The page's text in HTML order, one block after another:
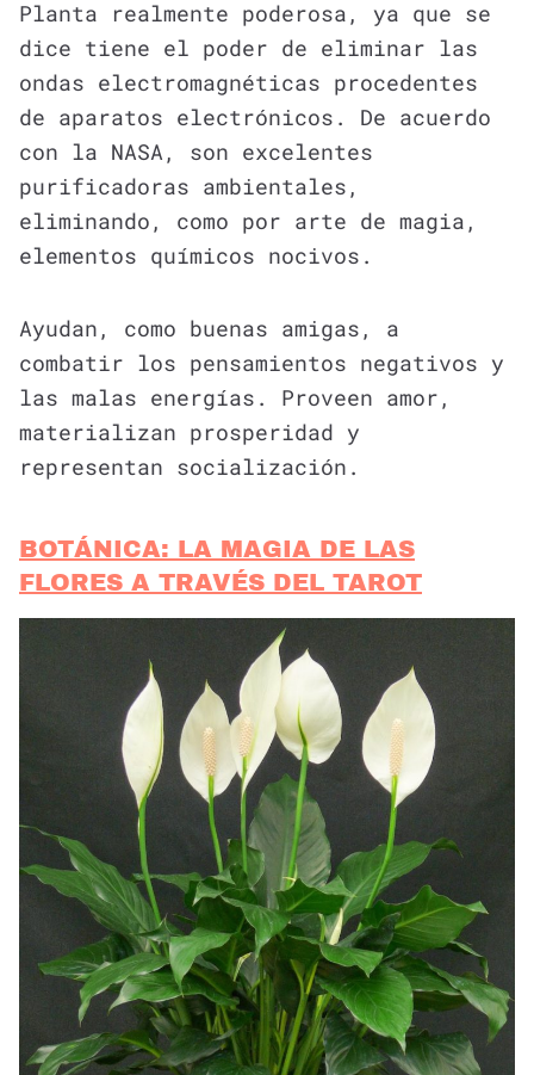
Planta realmente poderosa, ya que se
dice tiene el poder de eliminar las
ondas electromagnéticas procedentes
de aparatos electrónicos. De acuerdo
con la NASA, son excelentes
purificadoras ambientales,
eliminando, como por arte de magia,
elementos químicos nocivos.
Ayudan, como buenas amigas, a
combatir los pensamientos negativos y
las malas energías. Proveen amor,
materializan prosperidad y
representan socialización.
BOTÁNICA: LA MAGIA DE LAS
FLORES A TRAVÉS DEL TAROT